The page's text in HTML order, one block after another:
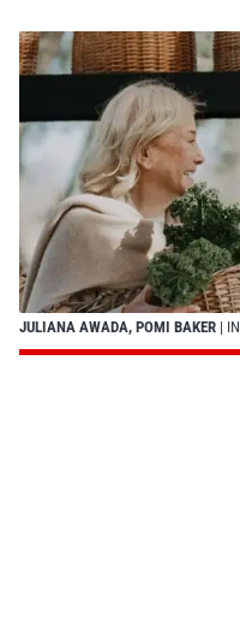
JULIANA AWADA, POMI BAKER |